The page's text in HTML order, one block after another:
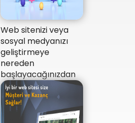
Web sitenizi veya
sosyal medyanızı
geliştirmeye
nereden
başlayacağınızdan
emin değil misiniz?